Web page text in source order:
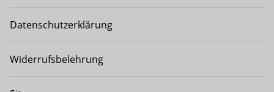
Datenschutzerklärung
Widerrufsbelehrung